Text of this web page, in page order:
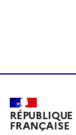
RÉPUBLIQUE
FRANÇAISE